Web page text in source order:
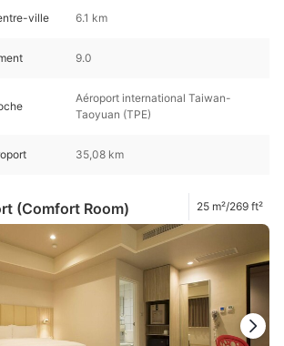
ville 6.1 km
9.0
Aéroport international Taiwan-
Taoyuan (TPE)
35,08 km
(Comfort Room) 25 m²/269 ft²